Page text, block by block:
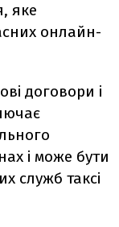
яке
онлайн-
договори і
і може бути
служб таксі